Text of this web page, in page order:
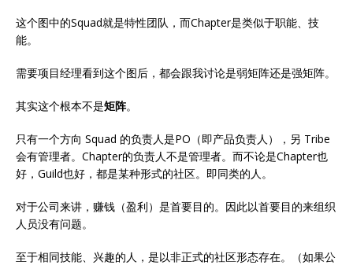
这个图中的Squad就是特性团队，而Chapter是类似于职能、技
能。
需要项目经理看到这个图后，都会跟我讨论是弱矩阵还是强矩阵。
其实这个根本不是矩阵。
只有一个方向 Squad 的负责人是PO（即产品负责人），另 Tribe
会有管理者。Chapter的负责人不是管理者。而不论是Chapter也
好，Guild也好，都是某种形式的社区。即同类的人。
对于公司来讲，赚钱（盈利）是首要目的。因此以首要目的来组织
人员没有问题。
至于相同技能、兴趣的人，是以非正式的社区形态存在。（如果公